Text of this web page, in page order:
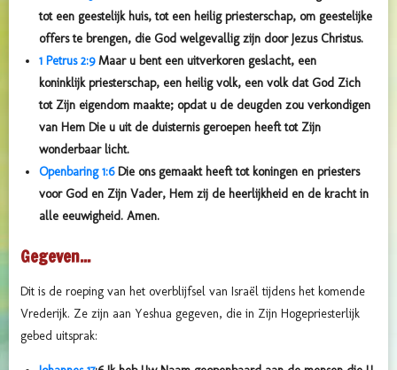
tot een geestelijk huis, tot een heiligpriesterschap, om geestelijke
offers te brengen, die God welgevallig zijn door Jezus Christus.
1 Petrus 2:9Maar u bent een uitverkoren geslacht, een
koninklijkpriesterschap, een heilig volk, een volk dat God Zich
tot Zijn eigendom maakte; opdat u de deugden zou verkondigen
van Hem Die u uit de duisternis geroepen heeft tot Zijn
wonderbaar licht.
Openbaring 1:6Die ons gemaakt heeft tot koningen en priesters
voor God en Zijn Vader, Hem zij de heerlijkheid en de kracht in
alle eeuwigheid. Amen.
Gegeven...
Dit is de roeping van het overblijfsel van Israël tijdens het komende
Vrederijk. Ze zijn aan Yeshua gegeven, die in Zijn Hogepriesterlijk
gebed uitsprak: